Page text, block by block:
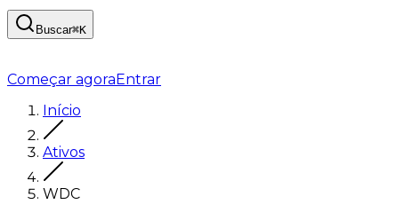
Buscar⌘K
Começar agoraEntrar
Início
Ativos
WDC